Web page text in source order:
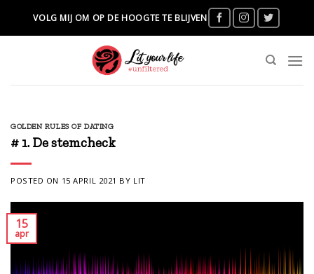
VOLG MIJ OM OP DE HOOGTE TE BLIJVEN
GOLDEN RULES OF DATING
# 1. De stemcheck
POSTED ON 15 APRIL 2021 BY LIT
15
apr